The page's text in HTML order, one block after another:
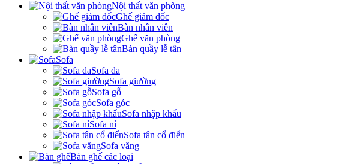
Nội thất văn phòng
Ghế giám đốc
Bàn nhân viên
Ghế văn phòng
Bàn quầy lễ tân
Sofa
Sofa da
Sofa giường
Sofa gỗ
Sofa góc
Sofa nhập khẩu
Sofa nỉ
Sofa tân cổ điển
Sofa văng
Bàn ghế các loại